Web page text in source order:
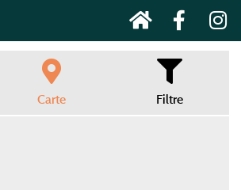
Carte Filtre